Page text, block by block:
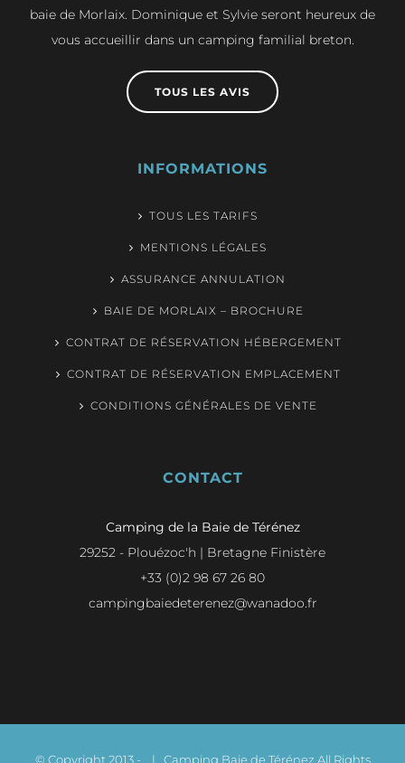
baie de Morlaix. Dominique et Sylvie seront heureux de
vous accueillir dans un camping familial breton.
TOUS LES AVIS
INFORMATIONS
TOUS LES TARIFS
MENTIONS LÉGALES
ASSURANCE ANNULATION
BAIE DE MORLAIX – BROCHURE
CONTRAT DE RÉSERVATION HÉBERGEMENT
CONTRAT DE RÉSERVATION EMPLACEMENT
CONDITIONS GÉNÉRALES DE VENTE
CONTACT
Camping de la Baie de Térénez
29252 - Plouézoc'h | Bretagne Finistère
+33 (0)2 98 67 26 80
campingbaiedeterenez@wanadoo.fr
© Copyright 2013 - | Camping Baie de Térénez All Rights